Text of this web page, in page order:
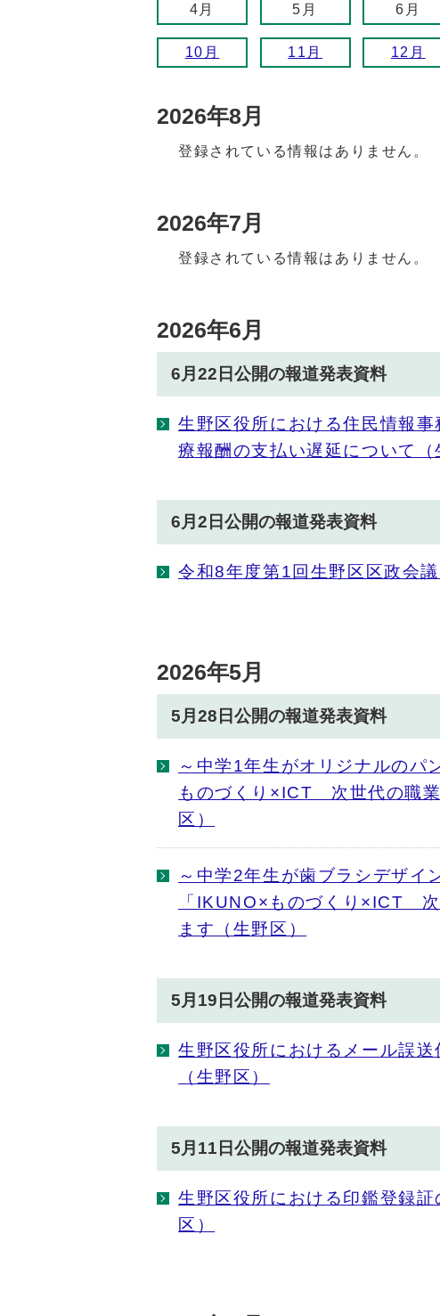
4月 5月 6月
10月 11月 12月
2026年8月
登録されている情報はありません。
2026年7月
登録されている情報はありません。
2026年6月
6月22日公開の報道発表資料
生野区役所における住民情報
療報酬の支払い遅延について（
6月2日公開の報道発表資料
令和8年度第1回生野区区政会
2026年5月
5月28日公開の報道発表資料
～中学1年生がオリジナルのパ
ものづくり×ICT 次世代の職
区）
～中学2年生が歯ブラシデザイ
「IKUNO×ものづくり×ICT
ます（生野区）
5月19日公開の報道発表資料
生野区役所におけるメール誤
（生野区）
5月11日公開の報道発表資料
生野区役所における印鑑登録
区）